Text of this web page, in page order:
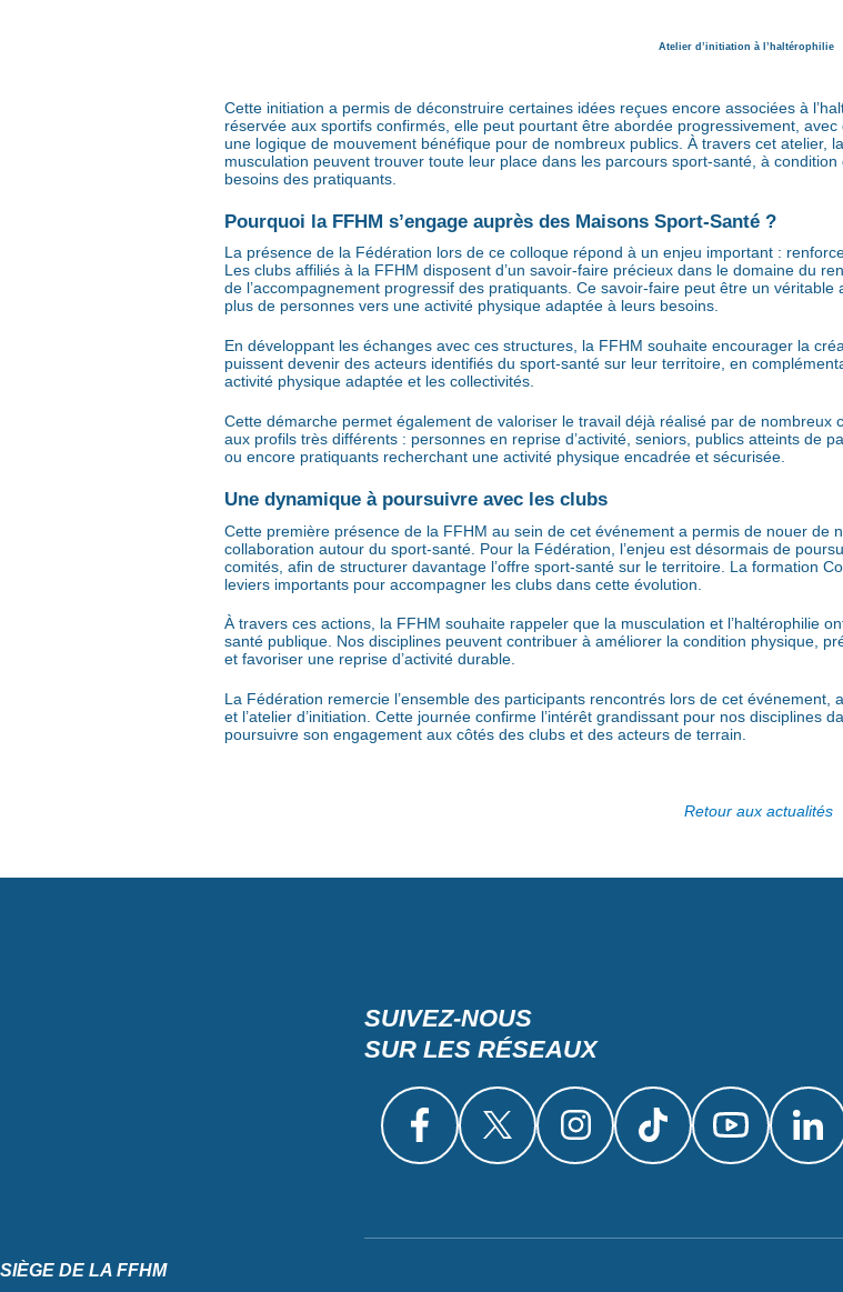
Atelier d’initiation à l’haltérophilie
Cette initiation a permis de déconstruire certaines idées reçues encore associées à
réservée aux sportifs confirmés, elle peut pourtant être abordée progressivement,
une logique de mouvement bénéfique pour de nombreux publics. À travers cet atelier,
musculation peuvent trouver toute leur place dans les parcours sport-santé, à
besoins des pratiquants.
Pourquoi la FFHM s’engage auprès des Maisons Sport-Santé ?
La présence de la Fédération lors de ce colloque répond à un enjeu important :
Les clubs affiliés à la FFHM disposent d’un savoir-faire précieux dans le domaine du
de l’accompagnement progressif des pratiquants. Ce savoir-faire peut être un
plus de personnes vers une activité physique adaptée à leurs besoins.
En développant les échanges avec ces structures, la FFHM souhaite encourager la
puissent devenir des acteurs identifiés du sport-santé sur leur territoire, en
activité physique adaptée et les collectivités.
Cette démarche permet également de valoriser le travail déjà réalisé par de
aux profils très différents : personnes en reprise d’activité, seniors, publics atteints de
ou encore pratiquants recherchant une activité physique encadrée et sécurisée.
Une dynamique à poursuivre avec les clubs
Cette première présence de la FFHM au sein de cet événement a permis de nouer de
collaboration autour du sport-santé. Pour la Fédération, l’enjeu est désormais de
comités, afin de structurer davantage l’offre sport-santé sur le territoire. La formation
leviers importants pour accompagner les clubs dans cette évolution.
À travers ces actions, la FFHM souhaite rappeler que la musculation et l’haltérophilie
santé publique. Nos disciplines peuvent contribuer à améliorer la condition physique,
et favoriser une reprise d’activité durable.
La Fédération remercie l’ensemble des participants rencontrés lors de cet
et l’atelier d’initiation. Cette journée confirme l’intérêt grandissant pour nos disciplines
poursuivre son engagement aux côtés des clubs et des acteurs de terrain.
Retour aux actualités
SUIVEZ-NOUS
SUR LES RÉSEAUX
SIÈGE DE LA FFHM